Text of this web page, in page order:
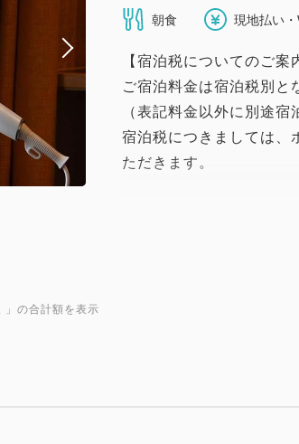
朝食 現地払い
【宿泊税についてのご案
ご宿泊料金は宿泊税別と
（表記料金以外に別途宿
宿泊税につきましては、
ただきます。
」の合計額を表示